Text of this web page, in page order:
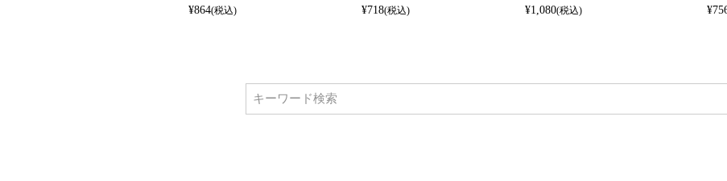
¥864(税込)
¥718(税込)
¥1,080(税込)
¥